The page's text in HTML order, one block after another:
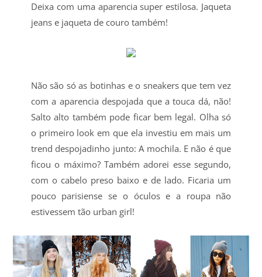
Deixa com uma aparencia super estilosa. Jaqueta
jeans e jaqueta de couro também!
Não são só as botinhas e o sneakers que tem vez
com a aparencia despojada que a touca dá, não!
Salto alto também pode ficar bem legal. Olha só
o primeiro look em que ela investiu em mais um
trend despojadinho junto: A mochila. E não é que
ficou o máximo? Também adorei esse segundo,
com o cabelo preso baixo e de lado. Ficaria um
pouco parisiense se o óculos e a roupa não
estivessem tão urban girl!